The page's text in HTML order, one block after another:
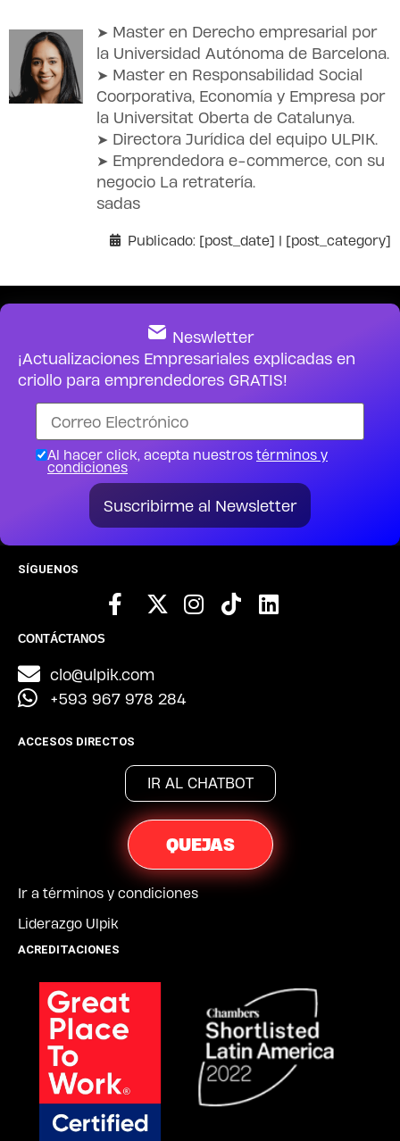
➤ Master en Derecho empresarial por
la Universidad Autónoma de Barcelona.
➤ Master en Responsabilidad Social
Coorporativa, Economía y Empresa por
la Universitat Oberta de Catalunya.
➤ Directora Jurídica del equipo ULPIK.
➤ Emprendedora e-commerce, con su
negocio La retratería.
sadas
Publicado: [post_date] | [post_category]
Neswletter
¡Actualizaciones Empresariales explicadas en
criollo para emprendedores GRATIS!
Al hacer click, acepta nuestros términos y
condiciones
Suscribirme al Newsletter
SÍGUENOS
CONTÁCTANOS
clo@ulpik.com
+593 967 978 284
ACCESOS DIRECTOS
IR AL CHATBOT
QUEJAS
Ir a términos y condiciones
Liderazgo Ulpik
ACREDITACIONES